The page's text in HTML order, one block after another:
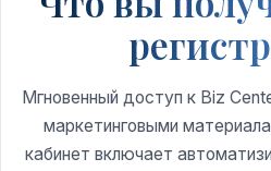
Мгновенный доступ к Biz
маркетинговыми
кабинет включает